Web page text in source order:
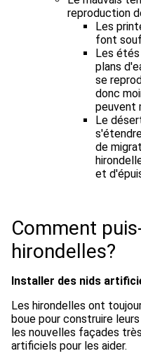
reproduction
Les
font
Les
plans
se
donc
peuvent
Le
de
et
Comment
hirondelles?
Installer des nids
Les hirondelles ont
boue pour construire
les nouvelles façades
artificiels pour les aider.